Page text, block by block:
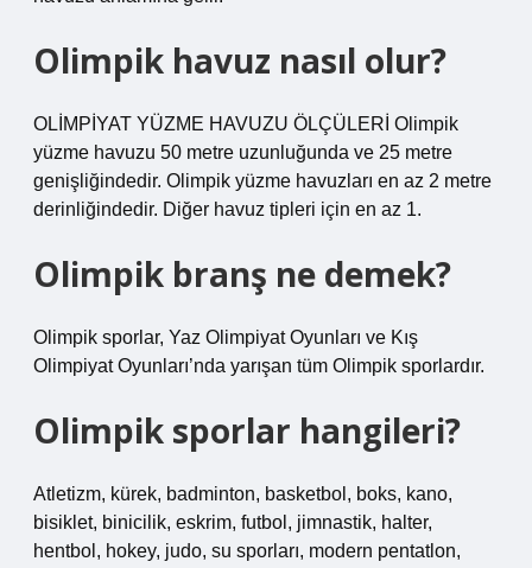
Olimpik havuz nasıl olur?
OLİMPİYAT YÜZME HAVUZU ÖLÇÜLERİ Olimpik
yüzme havuzu 50 metre uzunluğunda ve 25 metre
genişliğindedir. Olimpik yüzme havuzları en az 2 metre
derinliğindedir. Diğer havuz tipleri için en az 1.
Olimpik branş ne demek?
Olimpik sporlar, Yaz Olimpiyat Oyunları ve Kış
Olimpiyat Oyunları’nda yarışan tüm Olimpik sporlardır.
Olimpik sporlar hangileri?
Atletizm, kürek, badminton, basketbol, ​​boks, kano,
bisiklet, binicilik, eskrim, futbol, ​​jimnastik, halter,
hentbol, ​​hokey, judo, su sporları, modern pentatlon,